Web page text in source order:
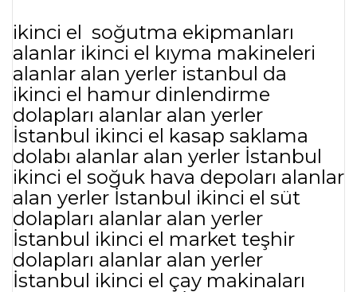
ikinci el soğutma ekipmanları
alanlar ikinci el kıyma makineleri
alanlar alan yerler istanbul da
ikinci el hamur dinlendirme
dolapları alanlar alan yerler
İstanbul ikinci el kasap saklama
dolabı alanlar alan yerler İstanbul
ikinci el soğuk hava depoları alanlar
alan yerler İstanbul ikinci el süt
dolapları alanlar alan yerler
İstanbul ikinci el market teşhir
dolapları alanlar alan yerler
İstanbul ikinci el çay makinaları